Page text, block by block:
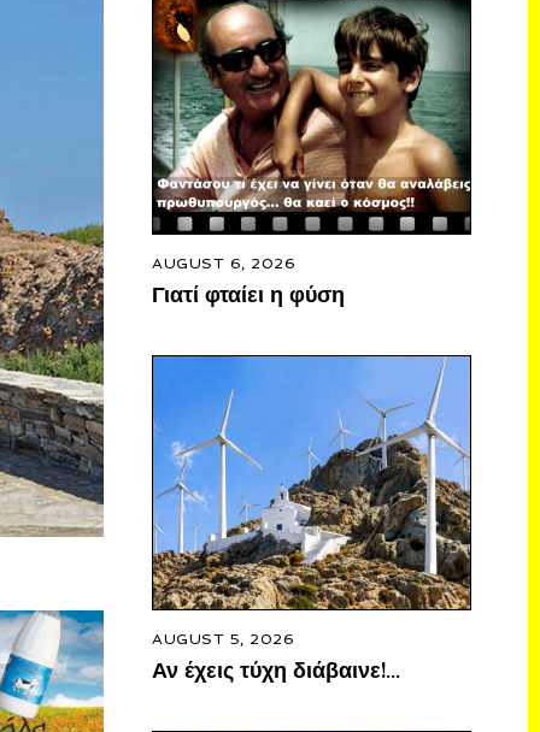
AUGUST 6, 2026
Γιατί φταίει η φύση
AUGUST 5, 2026
Αν έχεις τύχη διάβαινε!…